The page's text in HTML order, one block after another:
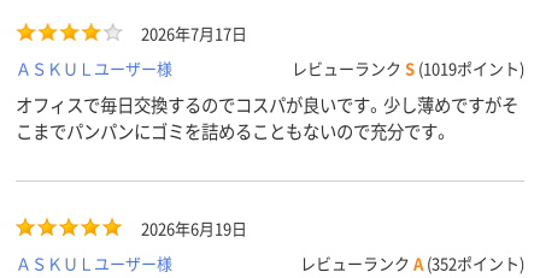
2026年7月17日
ＡＳＫＵＬユーザー様
レビューランク S (1019ポイント)
オフィスで毎日交換するのでコスパが良いです。少し薄めですがそ
こまでパンパンにゴミを詰めることもないので充分です。
2026年6月19日
ＡＳＫＵＬユーザー様
レビューランク A (352ポイント)